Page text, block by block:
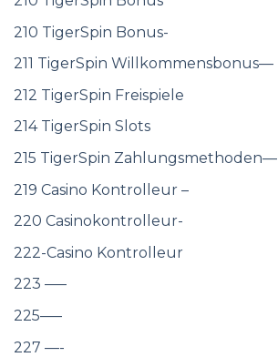
210 TigerSpin Bonus-
211 TigerSpin Willkommensbonus—
212 TigerSpin Freispiele
214 TigerSpin Slots
215 TigerSpin Zahlungsmethoden—
219 Casino Kontrolleur –
220 Casinokontrolleur-
222-Casino Kontrolleur
223 —–
225—–
227 —-